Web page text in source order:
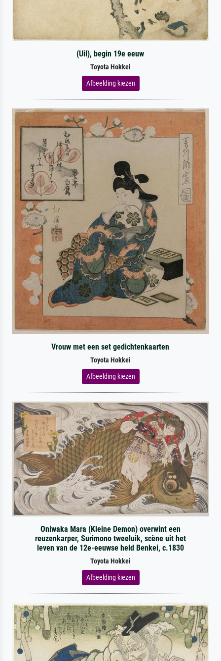
(Uil), begin 19e eeuw
Toyota Hokkei
Afbeelding kiezen
Vrouw met een set gedichtenkaarten
Toyota Hokkei
Afbeelding kiezen
Oniwaka Mara (Kleine Demon) overwint een
reuzenkarper, Surimono tweeluik, scène uit het
leven van de 12e-eeuwse held Benkei, c.1830
Toyota Hokkei
Afbeelding kiezen